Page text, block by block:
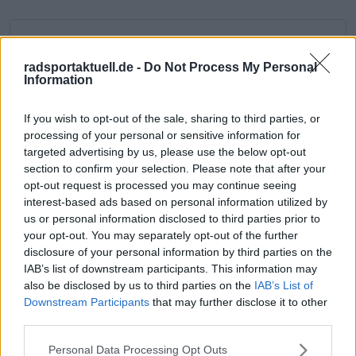
radsportaktuell.de - Do Not Process My Personal
Information
If you wish to opt-out of the sale, sharing to third parties, or
processing of your personal or sensitive information for
targeted advertising by us, please use the below opt-out
section to confirm your selection. Please note that after your
opt-out request is processed you may continue seeing
interest-based ads based on personal information utilized by
us or personal information disclosed to third parties prior to
your opt-out. You may separately opt-out of the further
disclosure of your personal information by third parties on the
IAB’s list of downstream participants. This information may
also be disclosed by us to third parties on the IAB’s List of
Downstream Participants that may further disclose it to other
Personal Data Processing Opt Outs
Jetzt kostenlos den RadsportAktuell-
Newsletter abonnieren!
Nachdem du auf „Abonnieren“ geklickt hast,
einigen Lesern landet diese im Spam-
Ordner – überprüfe ihn daher bitte ebenfalls.
Alle wichtigen News, Ergebnisse und
Rennvorschauen – täglich kompakt per E-
Mail.
Abonnieren
Theo Stodiek
Radsportaktuell.de und berichtet über den